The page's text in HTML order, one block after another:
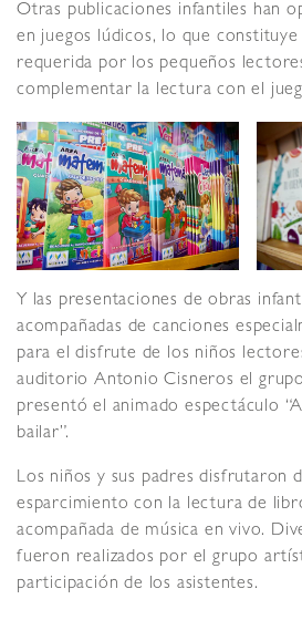
Otras publicaciones infantiles han
en juegos lúdicos, lo que
requerida por los pequeños
complementar la lectura con el
Y las presentaciones de obras
acompañadas de canciones
para el disfrute de los niños
auditorio Antonio Cisneros el
presentó el animado espectáculo
bailar”.
Los niños y sus padres disfrutaron
esparcimiento con la lectura de
acompañada de música en vivo.
fueron realizados por el grupo
participación de los asistentes.